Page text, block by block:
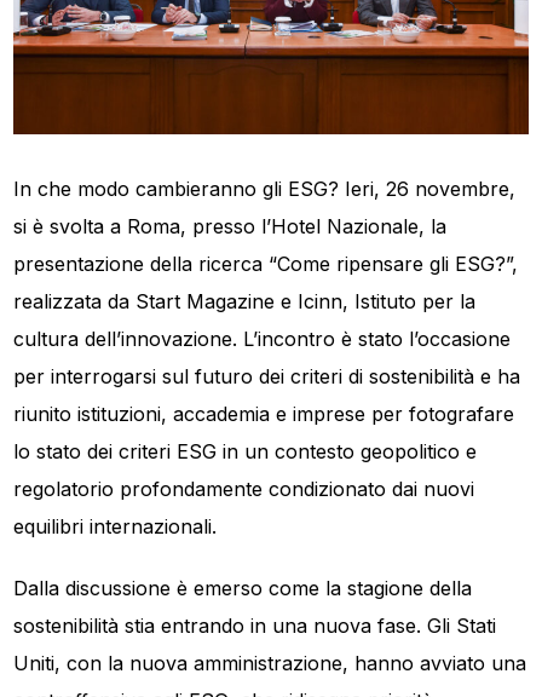
In che modo cambieranno gli ESG? Ieri, 26 novembre,
si è svolta a Roma, presso l’Hotel Nazionale, la
presentazione della ricerca “Come ripensare gli ESG?”,
realizzata da Start Magazine e Icinn, Istituto per la
cultura dell’innovazione. L’incontro è stato l’occasione
per interrogarsi sul futuro dei criteri di sostenibilità e ha
riunito istituzioni, accademia e imprese per fotografare
lo stato dei criteri ESG in un contesto geopolitico e
regolatorio profondamente condizionato dai nuovi
equilibri internazionali.
Dalla discussione è emerso come la stagione della
sostenibilità stia entrando in una nuova fase. Gli Stati
Uniti, con la nuova amministrazione, hanno avviato una